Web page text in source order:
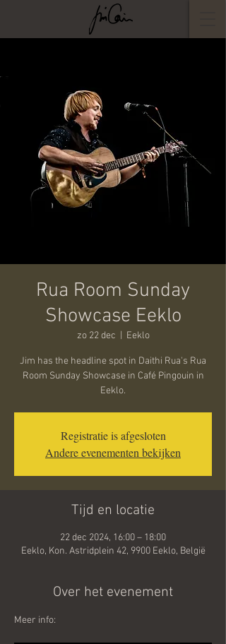
Rua Room Sunday
Showcase Eeklo
zo 22 dec Eeklo
Jim has the headline spot in Daithi Rua's Rua
Room Sunday Showcase in Café Pingouin in
Eeklo.
Registratie is afgesloten
Andere evenementen bekijken
Tijd en locatie
22 dec 2024, 16:00 – 18:00
Eeklo, Kon. Astridplein 42, 9900 Eeklo, België
Over het evenement
Meer info: